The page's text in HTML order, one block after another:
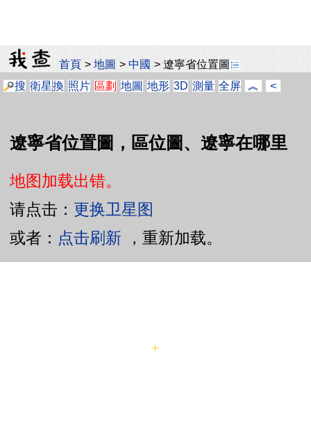
首頁 >地圖 >中國 >遼寧省位置圖
搜 衛星換 照片 區劃 地圖 地形 3D 測量 全屏 ︽ <
遼寧省位置圖，區位圖、遼寧在哪里
地图加载出错。
请点击： 更换卫星图
或者： 点击刷新 ，重新加载。